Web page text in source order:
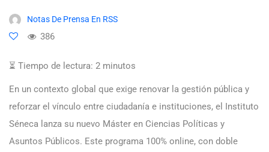
Notas De Prensa En RSS
386
⏳ Tiempo de lectura: 2 minutos
En un contexto global que exige renovar la gestión pública y
reforzar el vínculo entre ciudadanía e instituciones, el Instituto
Séneca lanza su nuevo Máster en Ciencias Políticas y
Asuntos Públicos. Este programa 100% online, con doble